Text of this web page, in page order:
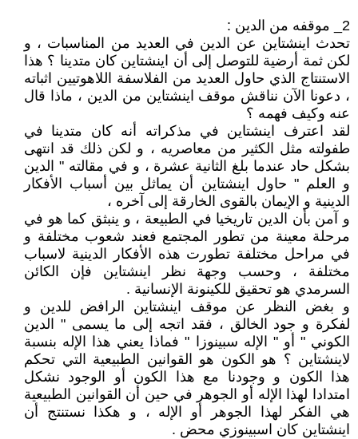
2_ موقفه من الدين :
تحدث اينشتاين عن الدين في العديد من المناسبات ، و
لكن ثمة أرضية للتوصل إلى أن اينشتاين كان متدينا ؟ هذا
الاستنتاج الذي حاول العديد من الفلاسفة اللاهوتيين اثباته
، دعونا الآن نناقش موقف اينشتاين من الدين ، ماذا قال
عنه وكيف فهمه ؟
لقد اعترف اينشتاين في مذكراته أنه كان متدينا في
طفولته مثل الكثير من معاصريه ، و لكن ذلك قد انتهى
بشكل حاد عندما بلغ الثانية عشرة ، و في مقالته " الدين
و العلم " حاول اينشتاين أن يماثل بين أسباب الأفكار
الدينية و الإيمان بالقوى الخارقة إلى آخره ،
و آمن بأن الدين تاريخيا في الطبيعة ، و ينبثق كما هو في
مرحلة معينة من تطور المجتمع فعند شعوب مختلفة و
في مراحل مختلفة تطورت هذه الأفكار الدينية لاسباب
مختلفة ، وحسب وجهة نظر اينشتاين فإن الكائن
السرمدي هو تحقيق للكينونة الإنسانية .
و بغض النظر عن موقف اينشتاين الرافض للدين و
لفكرة و جود الخالق ، فقد اتجه إلى ما يسمى " الدين
الكوني " أو " الإله سبينوزا " فماذا يعني هذا الإله بنسبة
لاينشتاين ؟ هو الكون هو القوانين الطبيعية التي تحكم
هذا الكون و وجودنا مع هذا الكون أو الوجود نشكل
امتدادا لهذا الإله أو الجوهر في حين أن القوانين الطبيعية
هي الفكر لهذا الجوهر أو الإله ، و هكذا نستنتج أن
اينشتاين كان اسبينوزي محض .